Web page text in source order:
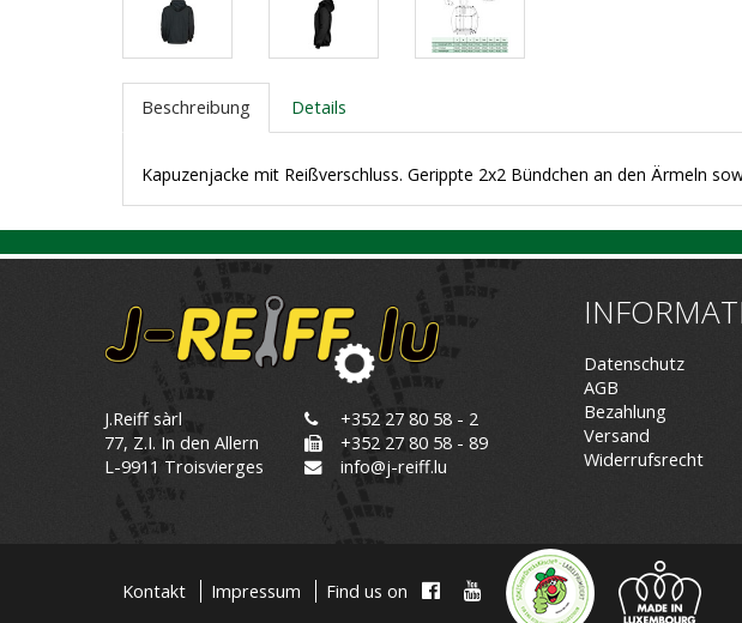
Beschreibung Details
Kapuzenjacke mit Reißverschluss. Gerippte 2x2 Bündchen an den Ärmeln
J.Reiff sàrl
77, Z.I. In den Allern
L-9911 Troisvierges
+352 27 80 58 - 2
+352 27 80 58 - 89
info@j-reiff.lu
Datenschutz
AGB
Bezahlung
Versand
Widerrufsrecht
Kontakt Impressum Find us on